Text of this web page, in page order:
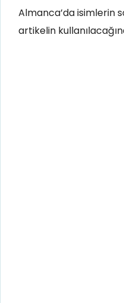
Almanca’da isimlerin
artikelin